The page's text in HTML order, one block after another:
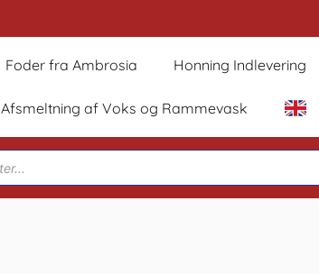
Foder fra Ambrosia Honning Indlevering
Afsmeltning af Voks og Rammevask